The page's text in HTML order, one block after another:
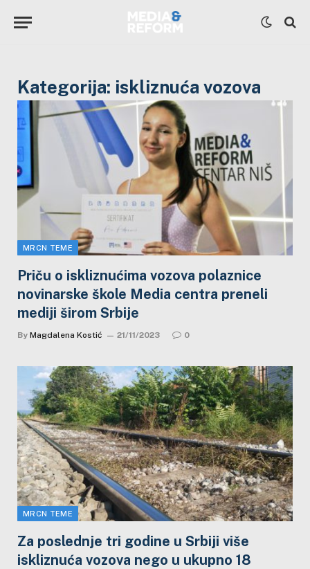
Kategorija: iskliznuća vozova
MRCN TEME
Priču o iskliznućima vozova polaznice
novinarske škole Media centra preneli
mediji širom Srbije
By Magdalena Kostić 21/11/2023 0
MRCN TEME
Za poslednje tri godine u Srbiji više
iskliznuća vozova nego u ukupno 18